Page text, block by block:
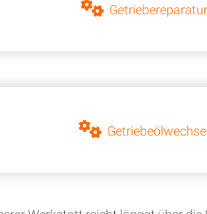
Getriebereparatur